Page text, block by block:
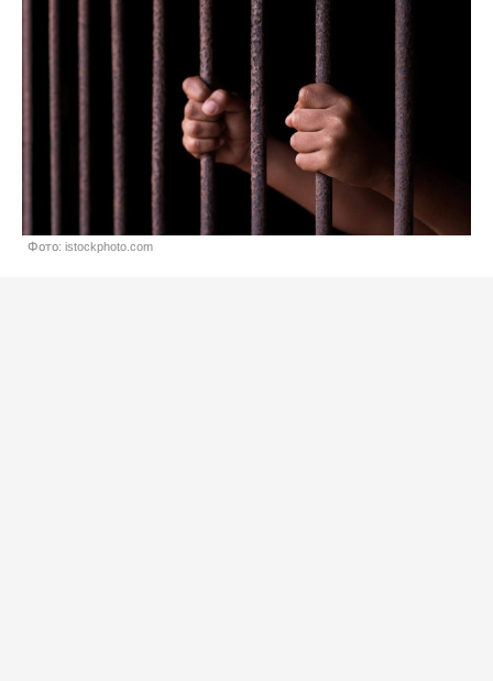
Фото: istockphoto.com